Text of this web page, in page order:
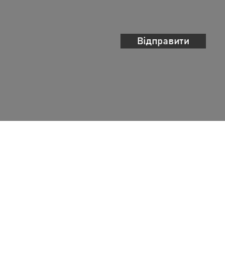
Відправити